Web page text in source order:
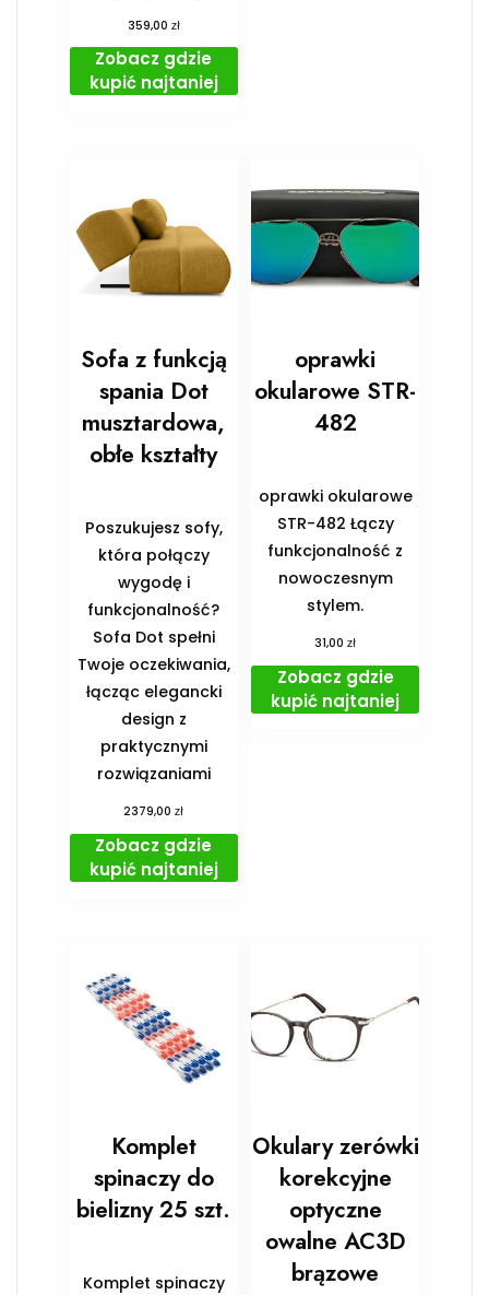
359,00 zł
Zobacz gdzie
kupić najtaniej
Sofa z funkcją
spania Dot
musztardowa,
obłe kształty
Poszukujesz sofy,
która połączy
wygodę i
funkcjonalność?
Sofa Dot spełni
Twoje oczekiwania,
łącząc elegancki
design z
praktycznymi
rozwiązaniami
2379,00zł
Zobacz gdzie
kupić najtaniej
oprawki
okularowe STR-
482
oprawki okularowe
STR-482 Łączy
funkcjonalność z
nowoczesnym
stylem.
31,00zł
Zobacz gdzie
kupić najtaniej
Komplet
spinaczy do
bielizny 25 szt.
Komplet spinaczy
Okulary zerówki
korekcyjne
optyczne
owalne AC3D
brązowe